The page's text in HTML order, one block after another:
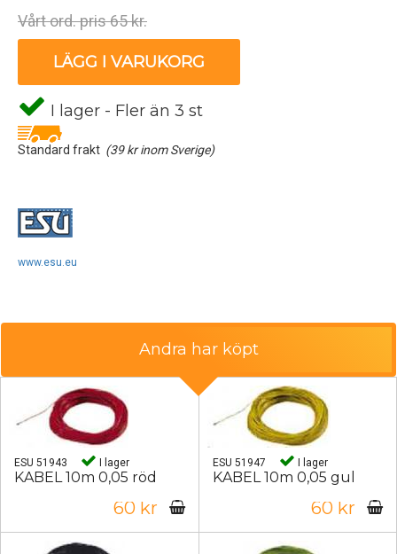
Vårt ord. pris 65 kr.
LÄGG I VARUKORG
I lager - Fler än 3 st
Standard frakt (39 kr inom Sverige)
www.esu.eu
Andra har köpt
ESU 51943 I lager
KABEL 10m 0,05 röd
60 kr
ESU 51947 I lager
KABEL 10m 0,05 gul
60 kr